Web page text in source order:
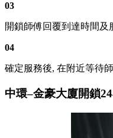
03
開鎖師傅回覆到達時間及
04
確定服務後, 在附近等待
中環–金豪大廈開鎖